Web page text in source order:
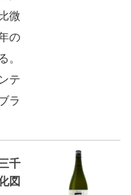
微
の
。
テ
ラ
千
図